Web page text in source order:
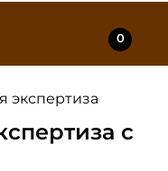
0
экспертиза
с